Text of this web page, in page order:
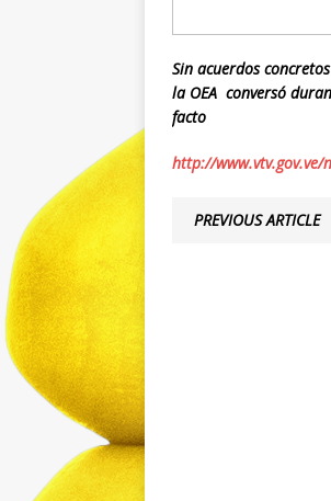
Sin acuerdos
la OEA conversó
facto
http://
PREVIOUS ARTICLE